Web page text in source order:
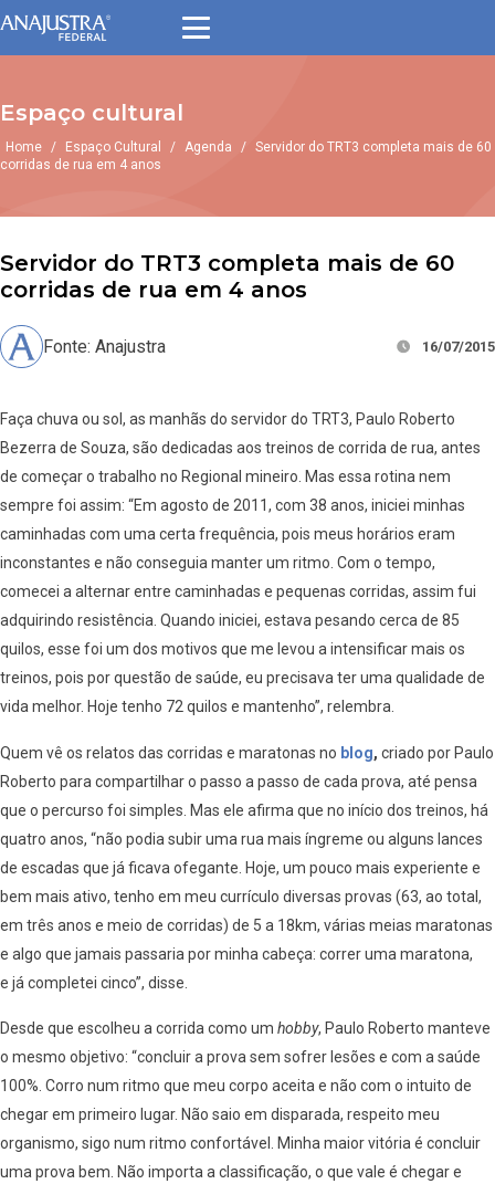
Espaço cultural
Home / Espaço Cultural / Agenda / Servidor do TRT3 completa mais de 60
corridas de rua em 4 anos
Servidor do TRT3 completa mais de 60
corridas de rua em 4 anos
Fonte: Anajustra 16/07/2015
Faça chuva ou sol, as manhãs do servidor do TRT3, Paulo Roberto
Bezerra de Souza, são dedicadas aos treinos de corrida de rua, antes
de começar o trabalho no Regional mineiro. Mas essa rotina nem
sempre foi assim: “Em agosto de 2011, com 38 anos, iniciei minhas
caminhadas com uma certa frequência, pois meus horários eram
inconstantes e não conseguia manter um ritmo. Com o tempo,
comecei a alternar entre caminhadas e pequenas corridas, assim fui
adquirindo resistência. Quando iniciei, estava pesando cerca de 85
quilos, esse foi um dos motivos que me levou a intensificar mais os
treinos, pois por questão de saúde, eu precisava ter uma qualidade de
vida melhor. Hoje tenho 72 quilos e mantenho”, relembra.
Quem vê os relatos das corridas e maratonas no blog, criado por Paulo
Roberto para compartilhar o passo a passo de cada prova, até pensa
que o percurso foi simples. Mas ele afirma que no início dos treinos, há
quatro anos, “não podia subir uma rua mais íngreme ou alguns lances
de escadas que já ficava ofegante. Hoje, um pouco mais experiente e
bem mais ativo, tenho em meu currículo diversas provas (63, ao total,
em três anos e meio de corridas) de 5 a 18km, várias meias maratonas
e algo que jamais passaria por minha cabeça: correr uma maratona,
e já completei cinco”, disse.
Desde que escolheu a corrida como um hobby, Paulo Roberto manteve
o mesmo objetivo: “concluir a prova sem sofrer lesões e com a saúde
100%. Corro num ritmo que meu corpo aceita e não com o intuito de
chegar em primeiro lugar. Não saio em disparada, respeito meu
organismo, sigo num ritmo confortável. Minha maior vitória é concluir
uma prova bem. Não importa a classificação, o que vale é chegar e